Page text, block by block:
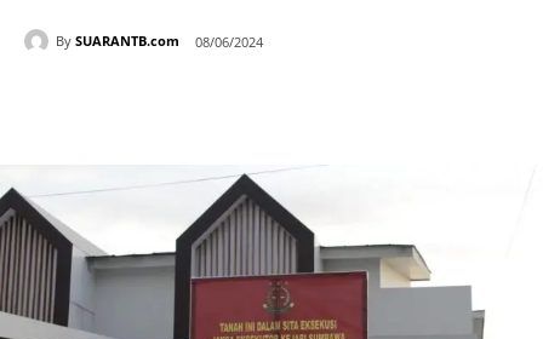
By SUARANTB.com 08/06/2024